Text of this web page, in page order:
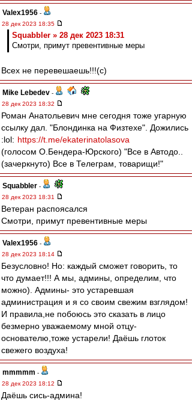
Valex1956 -
28 дек 2023 18:35
Squabbler » 28 дек 2023 18:31
Смотри, примут превентивные меры
Всех не перевешаешь!!!(с)
Mike Lebedev -
28 дек 2023 18:32
Роман Анатольевич мне сегодня тоже угарную
ссылку дал. "Блондинка на Физтехе". Дожились
:lol: https://t.me/ekaterinatolasova
(голосом О.Бендера-Юрского) "Все в Автодо..
(зачеркнуто) Все в Телеграм, товарищи!"
Squabbler -
28 дек 2023 18:31
Ветеран распоясался
Смотри, примут превентивные меры
Valex1956 -
28 дек 2023 18:14
Безусловно! Но: каждый сможет говорить, то
что думает!!! А мы, админы, определим, что
можно). Админы- это устаревшая
администрация и я со своим свежим взглядом!
И правила,не побоюсь это сказать в лицо
безмерно уважаемому мной отцу-
основателю,тоже устарели! Даёшь глоток
свежего воздуха!
mmmmm -
28 дек 2023 18:12
Даёшь сись-админа!